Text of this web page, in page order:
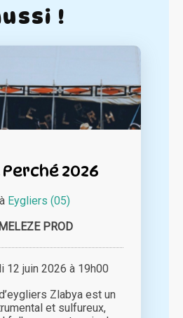
!
Perché 2026
Eygliers (05)
MELEZE PROD
12 juin 2026 à 19h00
Zlabya est un
et sulfureux,